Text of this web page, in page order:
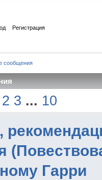
Регистрация
сообщения
2 3 ... 10
Гарри